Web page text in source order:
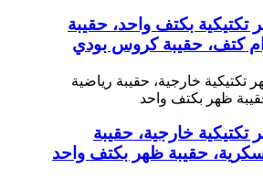
تكتيكية بكتف واحد، حقيبة
كتف، حقيبة كروس بودي
تكتيكية خارجية، حقيبة
حقيبة ظهر بكتف واحد